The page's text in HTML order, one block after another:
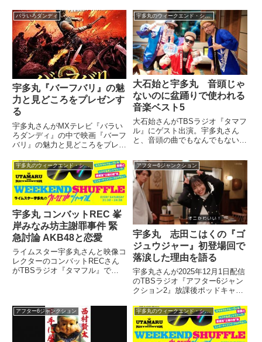
スタジオに入ってからディレクタ
ー小荒井さんからもたらされた朗
報。俺に朗報。みなさんにもぜ...
を放送。その中で、コンサルタン
トとなる前の『打ち上げ泥棒』時
代の数々の犯行を語っていまし
た。（宇多丸）まあ、その打ち
上...
バラいろダンディ
宇多丸『バーフバリ』の魅
力と見どころをプレゼンす
る
宇多丸さんがMXテレビ『バラい
ろダンディ』の中で映画『バーフ
バリ』の魅力と見どころをプレゼ
多丸）はい。ということで私はこ
の週末というか、これからみなさ
ん、ゴールデンウィークとか時間
ができると思いますので。この
時...
宇多丸のウィークエンド・シャッフル
大石始と宇多丸 音頭じゃ
ないのに盆踊りで使われる
音楽ベスト5
大石始さんがTBSラジオ『タマフ
ル』にゲスト出演。宇多丸さん
と、音頭の曲でもなんでもない曲
超盛り上がっている楽曲について
トーク。ランキング形式で5曲、
紹介していました。「ライムスタ
ー宇多丸のウィークエンド・シ
ャ...
宇多丸のウィークエンド・シャッフル
宇多丸 コンバットREC 峯
岸みなみ坊主謝罪事件 緊
急討論 AKB48と恋愛
ライムスター宇多丸さんと映像コ
レクターのコンバットRECさん
がTBSラジオ『タマフル』で
した。かなり長くなりましたが、
書き起こしてみました！（宇多...
アフター6ジャンクション
宇多丸 志田こはくの『ゴ
ジュウジャー』初登場回で
落涙した理由を語る
宇多丸さんが2025年12月1日配信
のTBSラジオ『アフター6ジャン
クション2』放課後ポッドキャス
ュウジャー』第40話にユニコー
ンブラック役として初登場した志
田こはくさんを見て、落涙してし
まったと話していました。
アフター6ジャンクション 宇多丸のウィークエンド・シャッフル